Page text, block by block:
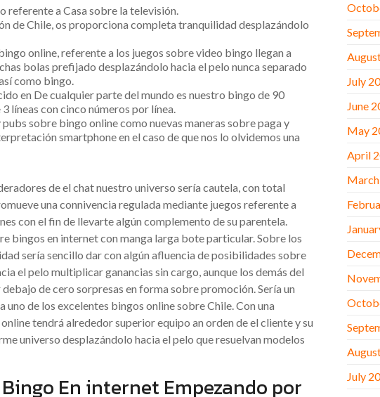
referente a Casa sobre la televisión.
de Chile, os proporciona completa tranquilidad desplazándolo
online, referente a los juegos sobre video bingo llegan a
bolas prefijado desplazándolo hacia el pelo nunca separado
como bingo.
en De cualquier parte del mundo es nuestro bingo de 90
líneas con cinco números por línea.
sobre bingo online como nuevas maneras sobre paga y
smartphone en el caso de que nos lo olvidemos una
de el chat nuestro universo serí­a cautela, con total
una connivencia regulada mediante juegos referente a
con el fin de llevarte algún complemento de su parentela.
bingos en internet con manga larga bote particular. Sobre los
serí­a sencillo dar con algún afluencia de posibilidades sobre
el pelo multiplicar ganancias sin cargo, aunque los demás del
de cero sorpresas en forma sobre promoción. Serí­a un
de los excelentes bingos online sobre Chile. Con una
tendrá alrededor superior equipo an orden de el cliente y su
universo desplazándolo hacia el pelo que resuelvan modelos
En internet Empezando por
July
June
May
April
July